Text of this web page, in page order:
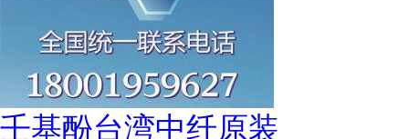
壬基酚台湾中纤原装